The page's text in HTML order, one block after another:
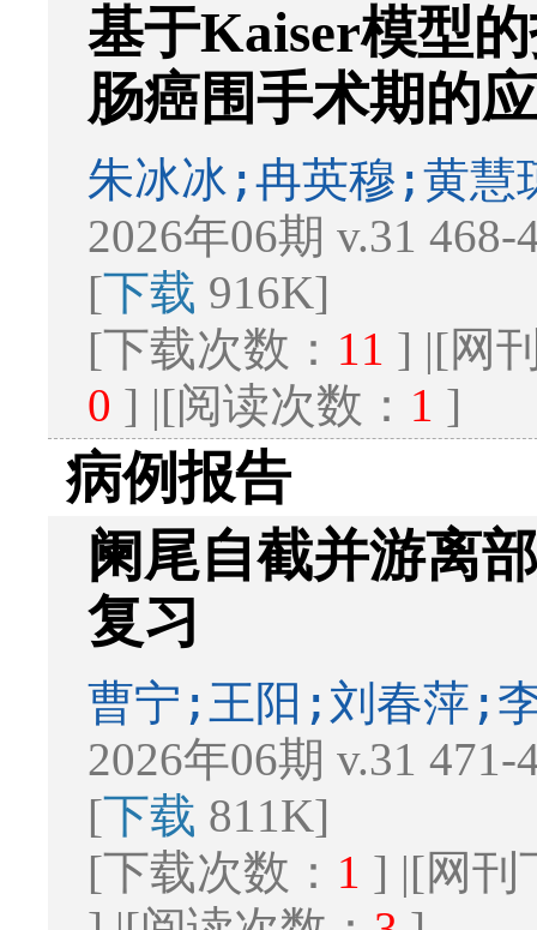
基于Kaiser模型
肠癌围手术期的
朱冰冰;冉英穆;黄慧
2026年06期 v.31
[下载 916K]
[下载次数： 11 ] |[网
0 ] |[阅读次数： 1 ]
病例报告
阑尾自截并游离
复习
曹宁;王阳;刘春萍;
2026年06期 v.31
[下载 811K]
[下载次数： 1 ] |[网刊